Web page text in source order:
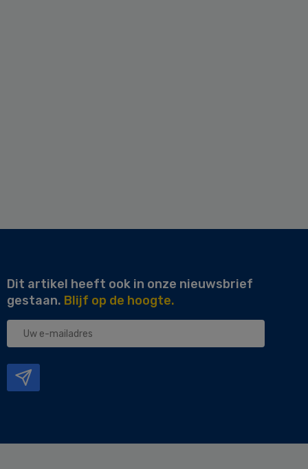
Dit artikel heeft ook in onze nieuwsbrief
gestaan. Blijf op de hoogte.
Uw